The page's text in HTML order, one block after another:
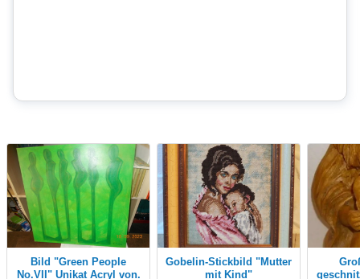
Bild "Green People
No.VII" Unikat Acryl von.
Gobelin-Stickbild "Mutter
mit Kind"
Große Holzfigur